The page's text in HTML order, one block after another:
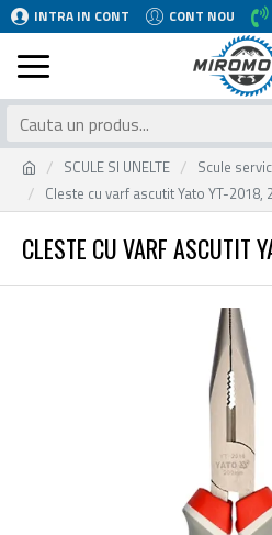
INTRA IN CONT CONT NOU
SCULE SI UNELTE Scule
Cleste cu varf ascutit Yato YT-2018,
CLESTE CU VARF ASCUTIT